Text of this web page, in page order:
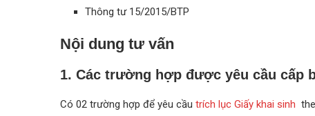
Thông tư 15/2015/BTP
Nội dung tư vấn
1. Các trường hợp được yêu cầu cấp
Có 02 trường hợp để yêu cầu trích lục Giấy khai sinh